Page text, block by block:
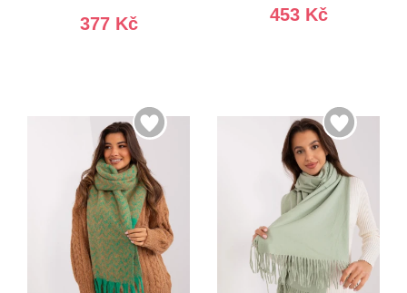
377 Kč 453 Kč